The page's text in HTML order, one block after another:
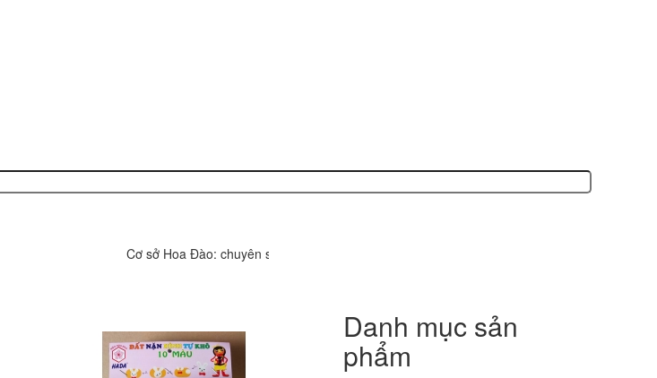
Cơ sở Hoa Đào: chuyên sản xuất các sản phẩm văn phòng phẩm, phấn không bụi, bút sáp,
Danh mục sản
phẩm